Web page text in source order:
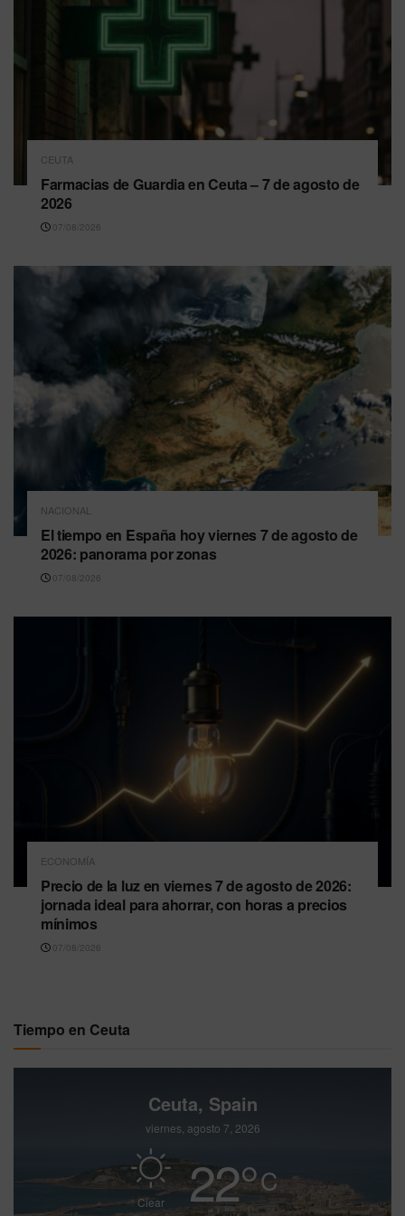
CEUTA
Farmacias de Guardia en Ceuta – 7 de agosto de
2026
07/08/2026
NACIONAL
El tiempo en España hoy viernes 7 de agosto de
2026: panorama por zonas
07/08/2026
ECONOMÍA
Precio de la luz en viernes 7 de agosto de 2026:
jornada ideal para ahorrar, con horas a precios
mínimos
07/08/2026
Tiempo en Ceuta
Ceuta, Spain
viernes, agosto 7, 2026
Clear 22°C